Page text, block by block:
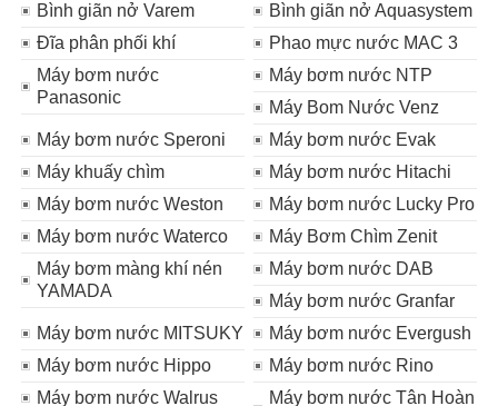
Bình giãn nở Varem
Bình giãn nở Aquasystem
Đĩa phân phối khí
Phao mực nước MAC 3
Máy bơm nước
Panasonic
Máy bơm nước NTP
Máy Bom Nước Venz
Máy bơm nước Speroni
Máy bơm nước Evak
Máy khuấy chìm
Máy bơm nước Hitachi
Máy bơm nước Weston
Máy bơm nước Lucky Pro
Máy bơm nước Waterco
Máy Bơm Chìm Zenit
Máy bơm màng khí nén
YAMADA
Máy bơm nước DAB
Máy bơm nước Granfar
Máy bơm nước MITSUKY
Máy bơm nước Evergush
Máy bơm nước Hippo
Máy bơm nước Rino
Máy bơm nước Walrus
Máy bơm nước Tân Hoàn